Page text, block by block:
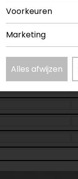
Voorkeuren
Marketing
Alles afwijzen